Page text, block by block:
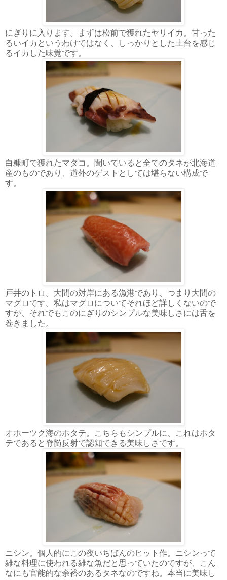
にぎりに入ります。まずは松前で獲れたヤリイカ。甘った
るいイカというわけではなく、しっかりとした土台を感じ
るイカした味覚です。
白糠町で獲れたマダコ。聞いていると全てのタネが北海道
産のものであり、道外のゲストとしては堪らない構成で
す。
戸井のトロ。大間の対岸にある漁港であり、つまり大間の
マグロです。私はマグロについてそれほど詳しくないので
すが、それでもこのにぎりのシンプルな美味しさには舌を
巻きました。
オホーツク海のホタテ。こちらもシンプルに、これはホタ
テであると脊髄反射で認知できる美味しさです。
ニシン。個人的にこの夜いちばんのヒット作。ニシンって
雑な料理に使われる雑な魚だと思っていたのですが、こん
なにも官能的な余裕のあるタネなのですね。本当に美味し